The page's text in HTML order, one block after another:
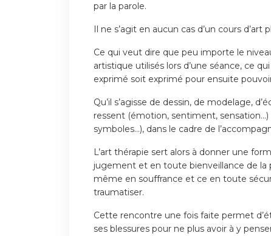
par la parole.
Il ne s’agit en aucun cas d’un cours
Ce qui veut dire que peu importe le
artistique utilisés lors d’une séance, ce
exprimé soit exprimé pour ensuite
Qu’il s’agisse de dessin, de modelage,
ressent (émotion, sentiment,
symboles…), dans le cadre de
L’art thérapie sert alors à donner une
jugement et en toute bienveillance de la
même en souffrance et ce en toute
traumatiser.
Cette rencontre une fois faite permet
ses blessures pour ne plus avoir à y